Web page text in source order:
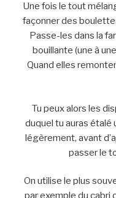
Une fois le tout
façonner des
Passe-les dans la
bouillante (une à
Quand elles
Tu peux alors les
duquel tu auras étalé
légèrement, avant
passer le
On utilise le plus
par exemple du cabri